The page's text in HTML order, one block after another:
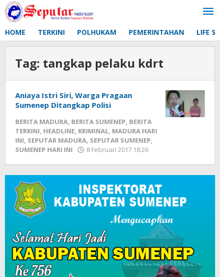
Lewati
ke
HOME TERKINI POLHUKAM PEMERINTAHAN LIFE
Tag: tangkap pelaku kdrt
Aniaya Istri Siri, Warga Pragaan
Sumenep Ditangkap Polisi
BERITA MADURA, BERITA SUMENEP, BERITA
TERKINI, HEADLINE, KRIMINAL, MADURA HARI
INI, SEPUTAR MADURA, SEPUTAR SUMENEP,
SUMENEP HARI INI
8 Februari 2017 18:26